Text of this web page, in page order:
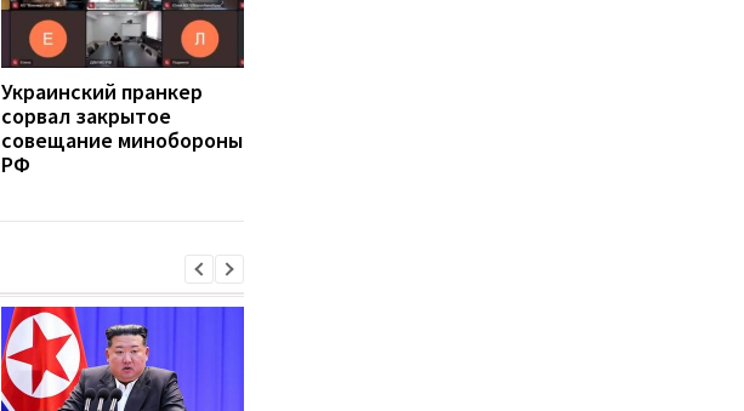
Украинский пранкер
сорвал закрытое
совещание минобороны
РФ